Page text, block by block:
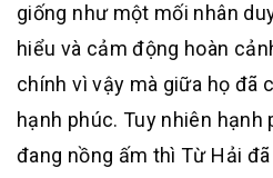
giống như một mối nhân
hiểu và cảm động hoàn
chính vì vậy mà giữa họ đã
hạnh phúc. Tuy nhiên hạnh
đang nồng ấm thì Từ Hải